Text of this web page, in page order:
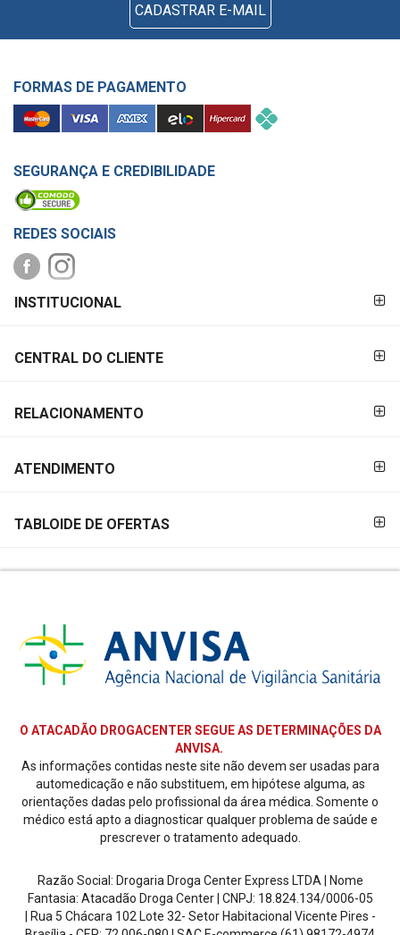
CADASTRAR E-MAIL
FORMAS DE PAGAMENTO
SEGURANÇA E CREDIBILIDADE
REDES SOCIAIS
PAGAMENTO
INSTITUCIONAL
CENTRAL DO CLIENTE
RELACIONAMENTO
ATENDIMENTO
TABLOIDE DE OFERTAS
O ATACADÃO DROGACENTER SEGUE AS DETERMINAÇÕES DA
ANVISA.
As informações contidas neste site não devem ser usadas para
automedicação e não substituem, em hipótese alguma, as
orientações dadas pelo profissional da área médica. Somente o
médico está apto a diagnosticar qualquer problema de saúde e
prescrever o tratamento adequado.
Razão Social: Drogaria Droga Center Express LTDA | Nome
Fantasia: Atacadão Droga Center | CNPJ: 18.824.134/0006-05
| Rua 5 Chácara 102 Lote 32- Setor Habitacional Vicente Pires -